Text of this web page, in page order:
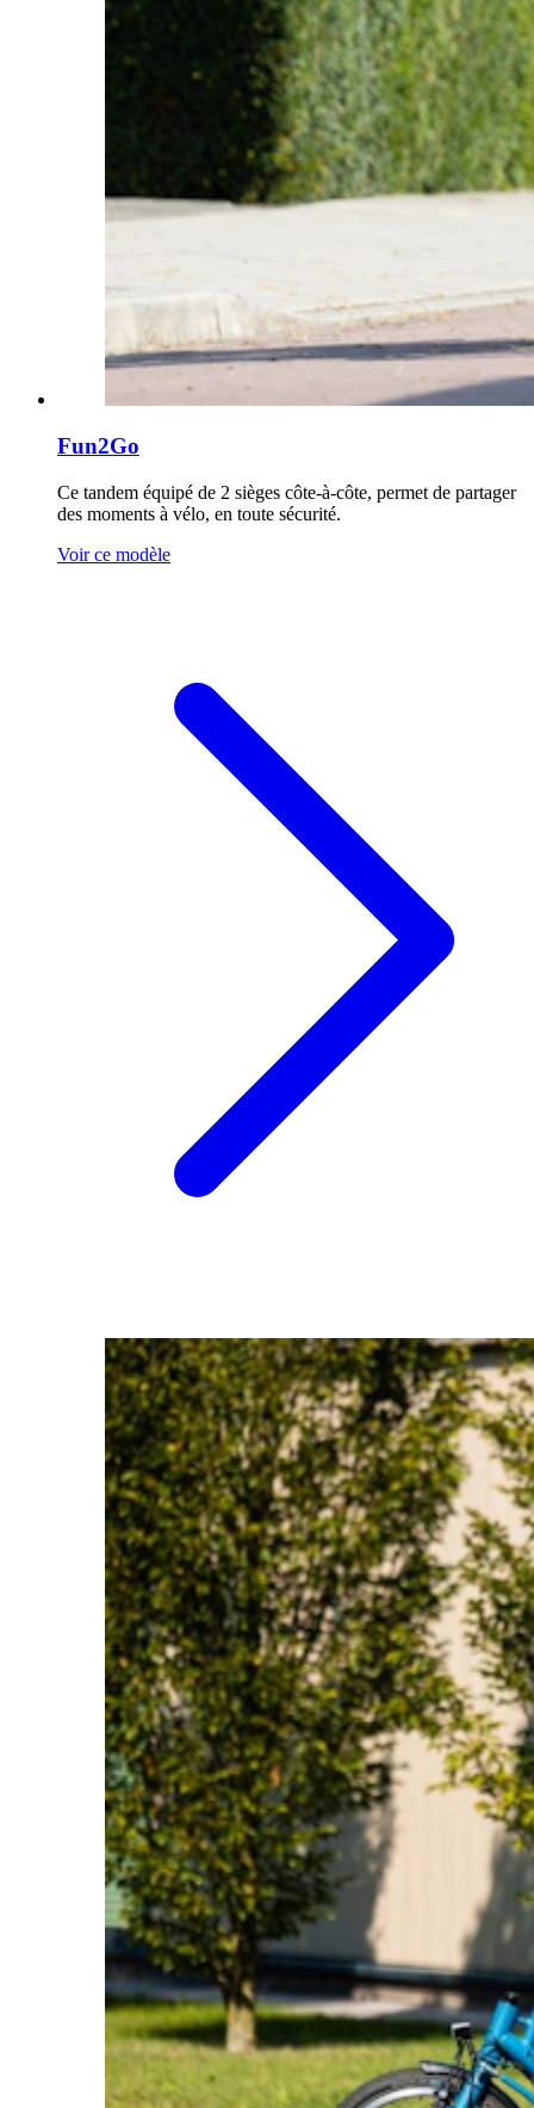
Fun2Go
Ce tandem équipé de 2 sièges côte-à-côte, permet de partager
des moments à vélo, en toute sécurité.
Voir ce modèle